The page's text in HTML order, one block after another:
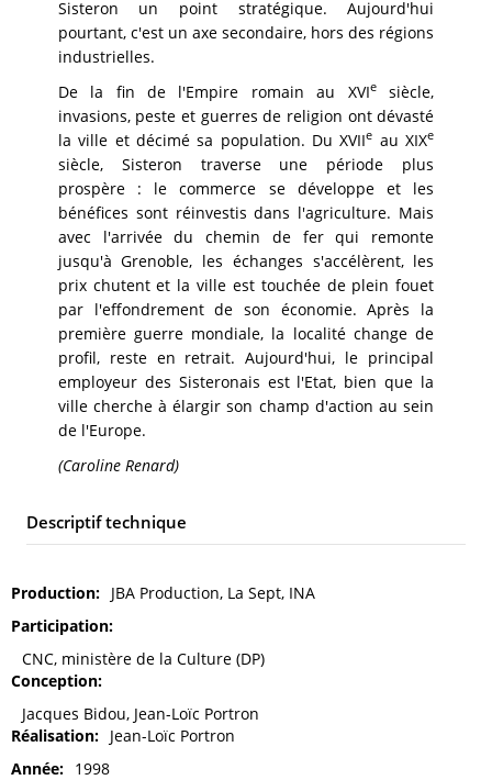
Sisteron un point stratégique. Aujourd'hui
pourtant, c'est un axe secondaire, hors des régions
industrielles.
De la fin de l'Empire romain au XVIesiècle,
invasions, peste et guerres de religion ont dévasté
la ville et décimé sa population. Du XVIIe au XIXe
siècle, Sisteron traverse une période plus
prospère : le commerce se développe et les
bénéfices sont réinvestis dans l'agriculture. Mais
avec l'arrivée du chemin de fer qui remonte
jusqu'à Grenoble, les échanges s'accélèrent, les
prix chutent et la ville est touchée de plein fouet
par l'effondrement de son économie. Après la
première guerre mondiale, la localité change de
profil, reste en retrait. Aujourd'hui, le principal
employeur des Sisteronais est l'Etat, bien que la
ville cherche à élargir son champ d'action au sein
de l'Europe.
(Caroline Renard)
Descriptif technique
Production
JBA Production, La Sept, INA
Participation
CNC, ministère de la Culture (DP)
Conception
Jacques Bidou, Jean-Loïc Portron
Réalisation
Jean-Loïc Portron
Année
1998